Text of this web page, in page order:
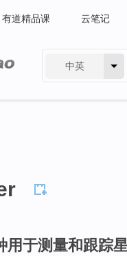
有道精品课 云笔记
中英
用于测量和跟踪